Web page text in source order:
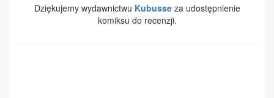
Dziękujemy wydawnictwu Kubusseza udostępnienie
komiksu do recenzji.